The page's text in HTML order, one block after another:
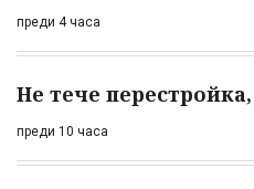
преди 4 часа
Не тече
преди 10 часа